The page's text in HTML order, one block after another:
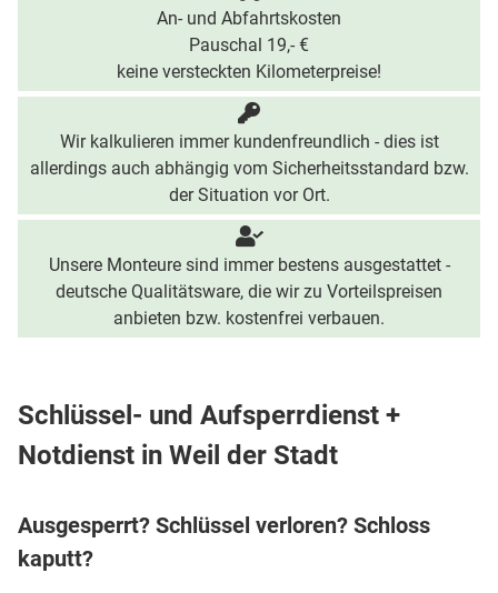
An- und Abfahrtskosten
Pauschal 19,- €
keine versteckten Kilometerpreise!
Wir kalkulieren immer kundenfreundlich - dies ist
allerdings auch abhängig vom Sicherheitsstandard bzw.
der Situation vor Ort.
Unsere Monteure sind immer bestens ausgestattet -
deutsche Qualitätsware, die wir zu Vorteilspreisen
anbieten bzw. kostenfrei verbauen.
Schlüssel- und Aufsperrdienst +
Notdienst in Weil der Stadt
Ausgesperrt? Schlüssel verloren? Schloss
kaputt?